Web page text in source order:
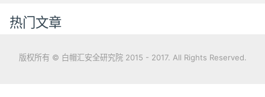
热门文章
版权所有 © 白帽汇安全研究院 2015 - 2017. All Rights Reserved.